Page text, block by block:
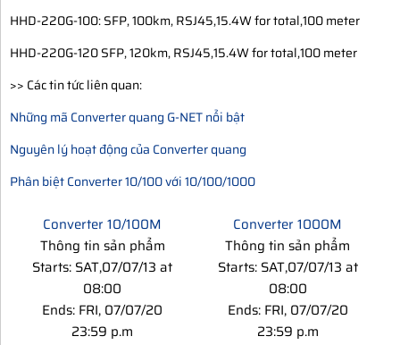
HHD-220G-100: SFP, 100km, RSJ45,15.4W for total,100 meter
HHD-220G-120 SFP, 120km, RSJ45,15.4W for total,100 meter
>> Các tin tức liên quan:
Những mã Converter quang G-NET nổi bật
Nguyên lý hoạt động của Converter quang
Phân biệt Converter 10/100 với 10/100/1000
Converter 10/100M
Thông tin sản phẩm
Starts: SAT,07/07/13 at
08:00
Ends: FRI, 07/07/20
23:59 p.m
Converter 1000M
Thông tin sản phẩm
Starts: SAT,07/07/13 at
08:00
Ends: FRI, 07/07/20
23:59 p.m